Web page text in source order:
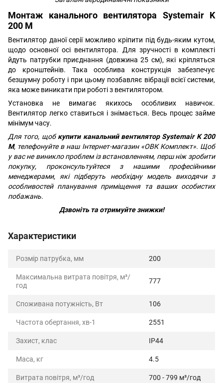
Монтаж канального вентилятора Systemair K
200 М
Вентилятор даної серії можливо кріпити під будь-яким кутом,
щодо основної осі вентилятора. Для зручності в комплекті
йдуть патрубки приєднання (довжина 25 см), які кріпляться
до кронштейнів. Така особлива конструкція забезпечує
безшумну роботу і при цьому позбавляє вібрації всієї системи,
яка може виникати при роботі з вентилятором.
Установка не вимагає якихось особливих навичок.
Вентилятор легко ставиться і знімається. Весь процес займе
мінімум часу.
Для того, щобкупити канальний вентилятор Systemair K 200
М, телефонуйте в наш Інтернет-магазин «ОВК Комплект». Щоб
у вас не виникло проблем із встановленням, перш ніж зробити
покупку, проконсультуйтеся з нашими професійними
менеджерами, які підберуть необхідну модель виходячи з
особливостей планування приміщення та ваших особистих
побажань.
Дзвоніть та отримуйте знижки!
Характеристики
Розмір патрубка, мм 200
Максимальна витрата повітря, м³/
год
777
Споживана потужність, Вт 106
Частота обертання, хв-1 2551
Захист, клас IP44
Маса, кг 4.5
Витрата повітря, м³/год 700 - 799 м³/год